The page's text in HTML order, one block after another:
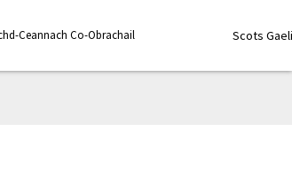
Ceannach Co-Obrachail Scots